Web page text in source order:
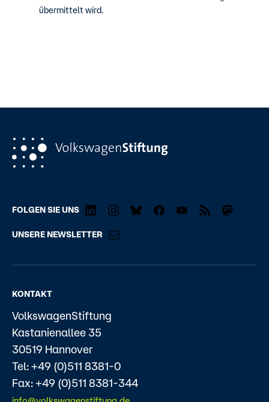
übermittelt wird.
FOLGEN SIE UNS
UNSERE NEWSLETTER
KONTAKT
VolkswagenStiftung
Kastanienallee 35
30519 Hannover
Tel: +49 (0)511 8381-0
Fax: +49 (0)511 8381-344